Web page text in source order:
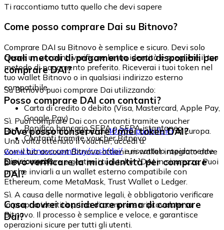
Ti raccontiamo tutto quello che devi sapere
Come posso comprare Dai su Bitnovo?
Comprare DAI su Bitnovo è semplice e sicuro. Devi solo
creare un account, verificare la tua identità e scegliere il tuo
metodo di pagamento preferito. Riceverai i tuoi token nel
tuo wallet Bitnovo o in qualsiasi indirizzo esterno
compatibile.
Quali metodi di pagamento sono disponibili per
comprare DAI?
Su Bitnovo puoi comprare Dai utilizzando:
Carta di credito o debito (Visa, Mastercard, Apple Pay,
Google Pay)
Bonifico bancario SEPA o SEPA istantaneo
Contanti tramite voucher Bitnovo
Posso comprare DAI con contanti?
Sì. Puoi comprare Dai con contanti tramite voucher
Bitnovo, disponibili in più di40.000 punti fisiciin Europa.
Una volta ottenuto il voucher, accedi a:
www.bitnovo.com/buy/cash/dai/e riscattalo rapidamente
e in sicurezza.
Dove posso conservare i miei token DAI?
Con il tuo account Bitnovo ottieni un wallet integrato dove
puoi conservare e gestire i tuoi token DAI in sicurezza. Puoi
anche inviarli a un wallet esterno compatibile con
Ethereum, come MetaMask, Trust Wallet o Ledger.
Devo verificare la mia identità per comprare
DAI?
Sì. A causa delle normative legali, è obbligatorio verificare
la propria identità prima di comprare criptovalute su
Bitnovo. Il processo è semplice e veloce, e garantisce
operazioni sicure per tutti gli utenti.
Cosa dovrei considerare prima di comprare
Dai?